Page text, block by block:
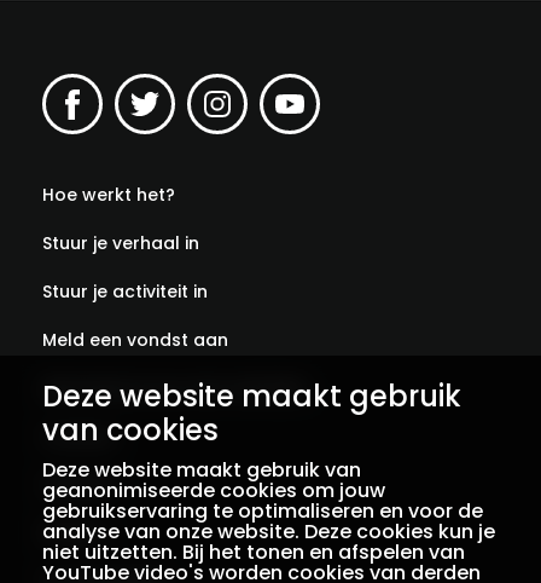
Deze website maakt gebruik
van cookies
Deze website maakt gebruik van
geanonimiseerde cookies om jouw
gebruikservaring te optimaliseren en voor de
analyse van onze website. Deze cookies kun je
niet uitzetten. Bij het tonen en afspelen van
YouTube video's worden cookies van derden
Hoe werkt het?
Stuur je verhaal in
Stuur je activiteit in
Meld een vondst aan
Abonneer je op onze verhalen
Contact
Colofon
Privacy